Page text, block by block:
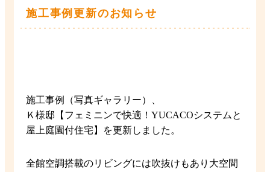
施工事例更新のお知らせ
施工事例（写真ギャラリー）、
Ｋ様邸【フェミニンで快適！YUCACOシステムと
屋上庭園付住宅】を更新しました。
全館空調搭載のリビングには吹抜けもあり大空間